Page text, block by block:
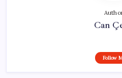
Can
Follow